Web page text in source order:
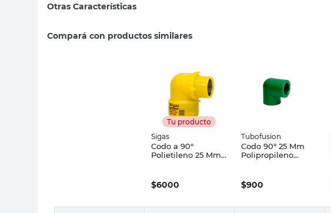
Otras Características
Compará con productos similares
Tu producto
Sigas
Codo a 90°
Polietileno 25 Mm
$6000
Tubofusion
Codo 90° 25 Mm
Polipropileno
$900